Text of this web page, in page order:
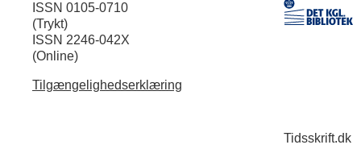
ISSN 0105-0710
(Trykt)
ISSN 2246-042X
(Online)
Tilgængelighedserklæring